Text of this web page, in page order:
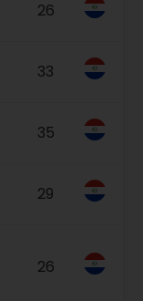
26
33
35
29
26